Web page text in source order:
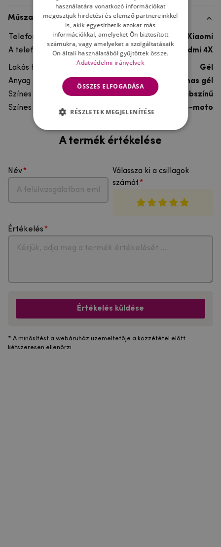
Műszaki adatok
Telefon márka
Xiaomi
A telefonmodellhez
Xiaomi Redmi 4X
Lakás típusa
Gél
Anyag
rugalmas gél
Színes
többszínű
Színes motívum
Auto-moto
A termék értékelése
Név
Válassza ki a csillagok
számát
Értékelés
Értékelés küldése
* A minősítést a webáruház üzemeltetője a közzététel előtt
kétszeresen ellenőrzi.
használatára vonatkozó információkat
megosztjuk hirdetési és elemző partnereinkkel
is, akik egyesíthetik azokat más
információkkal, amelyeket Ön biztosított
számukra, vagy amelyeket a szolgáltatásaik
Ön általi használatából gyűjtöttek össze.
Adatvédelmi irányelvek
ÖSSZES ELFOGADÁSA
RÉSZLETEK MEGJELENÍTÉSE